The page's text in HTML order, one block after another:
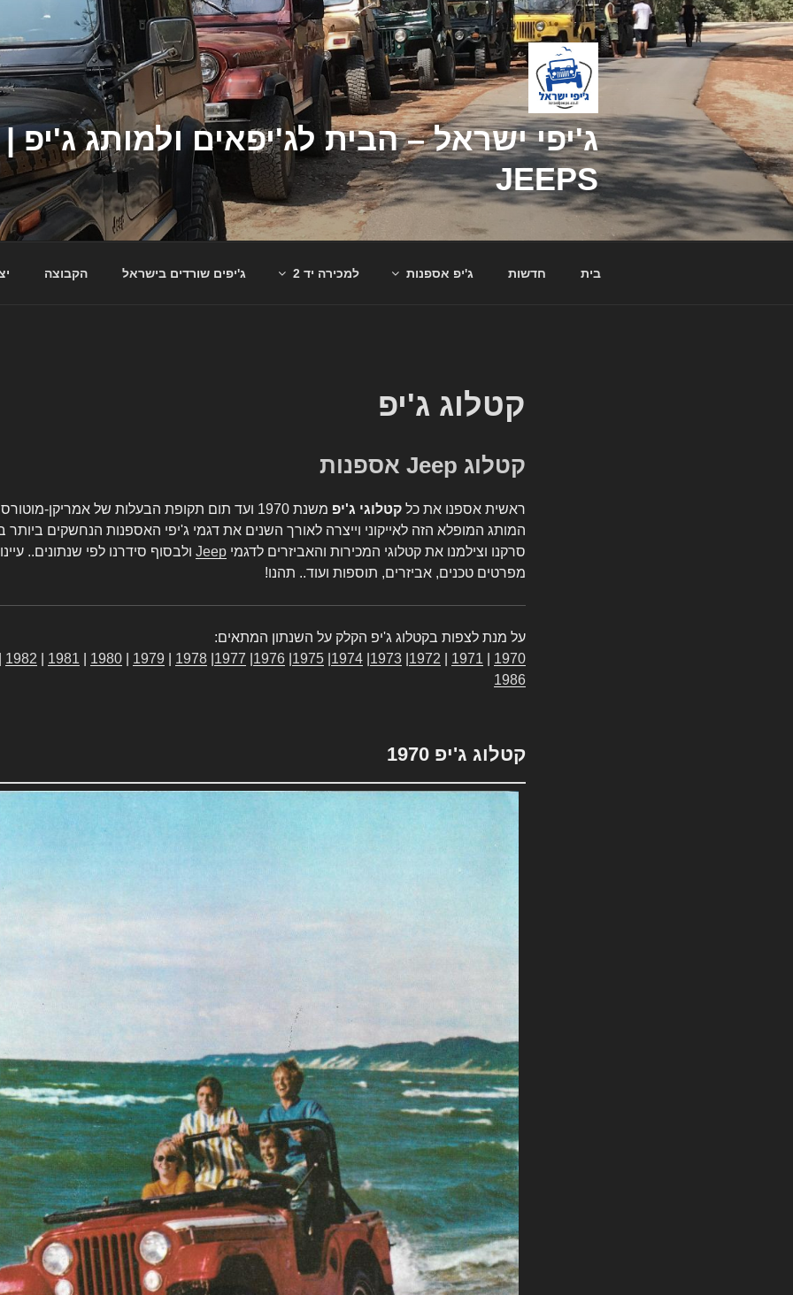
דילוג
לתוכן
JEEPS
בית חדשות ג'יפ אספנות למכירה יד 2 ג'יפים שורדים בישראל הקבוצה
קטלוג ג'יפ
קטלוג Jeep אספנות
ראשית אספנו את כל קטלוגי ג'יפ
משנת 1970 ועד תום תקופת הבעלות של אמריקן-
המותג המופלא הזה לאייקוני וייצרה לאורך השנים את דגמי ג'יפי האספנות הנחשקים
סרקנו וצילמנו את קטלוגי המכירות והאביזרים לדגמי Jeep ולבסוף סידרנו לפי שנתונים..
מפרטים טכנים, אביזרים, תוספות ועוד.. תהנו!
על מנת לצפות בקטלוג ג'יפ הקלק על השנתון המתאים:
1970
1971
1972
1973
1974
1975
1976
1977
1978
1979
1980
1981
1982
1986
קטלוג ג'יפ 1970